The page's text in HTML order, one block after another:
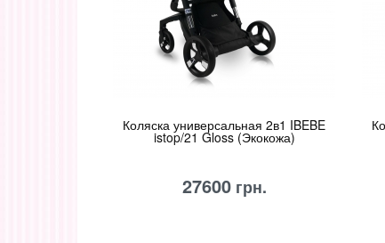
Коляска универсальная 2в1 IBEBE
istop/21 Gloss (Экокожа)
27600грн.